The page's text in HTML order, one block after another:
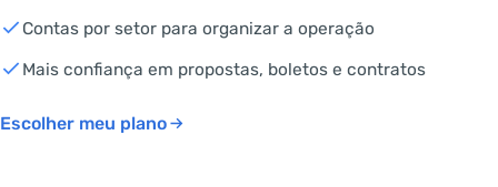
Contas por setor para organizar a operação
Mais confiança em propostas, boletos e contratos
Escolher meu plano